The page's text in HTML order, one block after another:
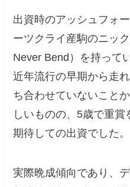
出資時のアッシュフォ
ーツクライ産駒のニッ
Never Bend）を持って
近年流行の早期から走
ち合わせていないこと
しいものの、5歳で重
期待しての出資でした。
実際晩成傾向であり、